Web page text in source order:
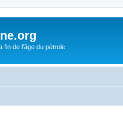
fin de l'âge du pétrole